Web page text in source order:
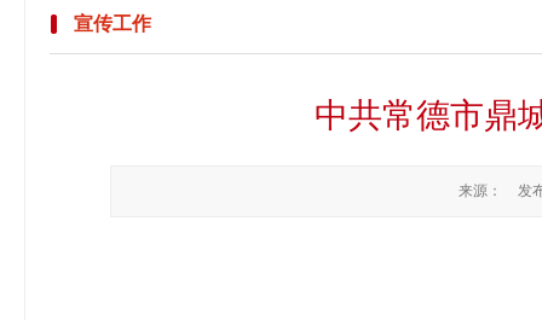
宣传工作
中共常德市鼎
来源： 发